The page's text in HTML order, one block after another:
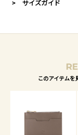
> サイズガイド
このアイテムを